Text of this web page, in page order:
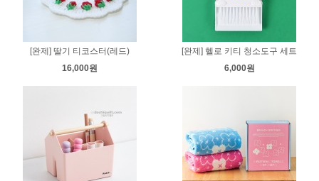
[완제] 딸기 티코스터(레드)
16,000원
[완제] 헬로 키티 청소도구 세트
6,000원